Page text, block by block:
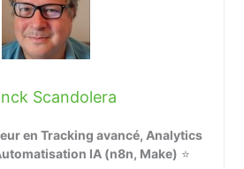
Scandolera
en Tracking avancé, Analytics
IA (n8n, Make) ⭐